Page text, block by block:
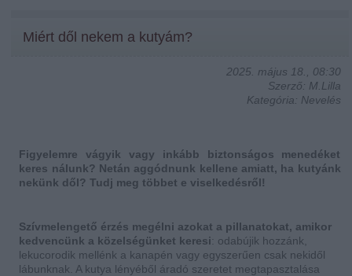
Miért dől nekem a kutyám?
2025. május 18., 08:30
Szerző: M.Lilla
Kategória: Nevelés
Figyelemre vágyik vagy inkább biztonságos menedéket
keres nálunk? Netán aggódnunk kellene amiatt, ha kutyánk
nekünk dől? Tudj meg többet e viselkedésről!
Szívmelengető érzés megélni azokat a pillanatokat, amikor
kedvencünk a közelségünket keresi: odabújik hozzánk,
lekucorodik mellénk a kanapén vagy egyszerűen csak nekidől
lábunknak. A kutya lényéből áradó szeretet megtapasztalása